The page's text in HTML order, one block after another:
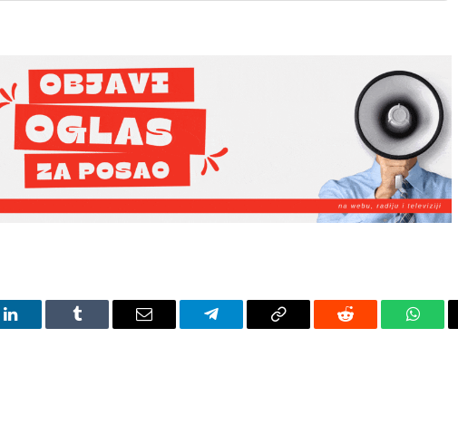
LinkedIn Tumblr Email Telegram Copy
Reddit